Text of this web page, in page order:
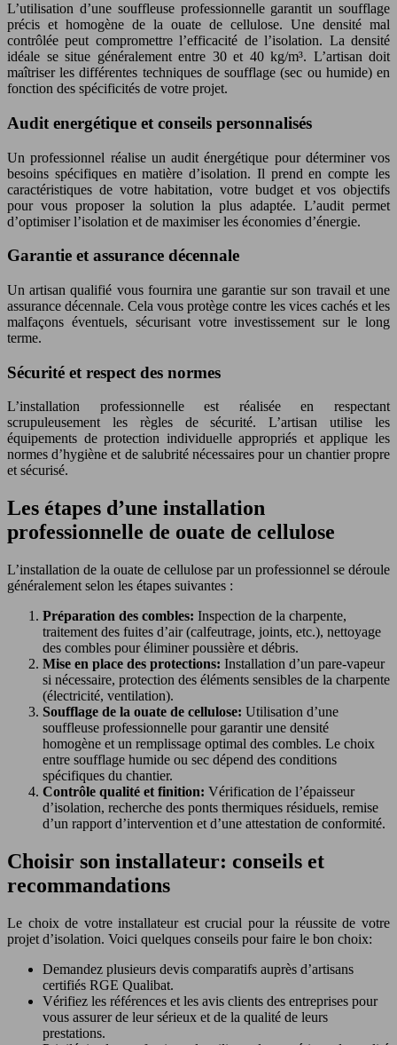
L’utilisation d’une souffleuse professionnelle garantit un soufflage
précis et homogène de la ouate de cellulose. Une densité mal
contrôlée peut compromettre l’efficacité de l’isolation. La densité
idéale se situe généralement entre 30 et 40 kg/m³. L’artisan doit
maîtriser les différentes techniques de soufflage (sec ou humide) en
fonction des spécificités de votre projet.
Audit energétique et conseils personnalisés
Un professionnel réalise un audit énergétique pour déterminer vos
besoins spécifiques en matière d’isolation. Il prend en compte les
caractéristiques de votre habitation, votre budget et vos objectifs
pour vous proposer la solution la plus adaptée. L’audit permet
d’optimiser l’isolation et de maximiser les économies d’énergie.
Garantie et assurance décennale
Un artisan qualifié vous fournira une garantie sur son travail et une
assurance décennale. Cela vous protège contre les vices cachés et les
malfaçons éventuels, sécurisant votre investissement sur le long
terme.
Sécurité et respect des normes
L’installation professionnelle est réalisée en respectant
scrupuleusement les règles de sécurité. L’artisan utilise les
équipements de protection individuelle appropriés et applique les
normes d’hygiène et de salubrité nécessaires pour un chantier propre
et sécurisé.
Les étapes d’une installation
professionnelle de ouate de cellulose
L’installation de la ouate de cellulose par un professionnel se déroule
généralement selon les étapes suivantes :
Préparation des combles: Inspection de la charpente,
traitement des fuites d’air (calfeutrage, joints, etc.), nettoyage
des combles pour éliminer poussière et débris.
Mise en place des protections: Installation d’un pare-vapeur
si nécessaire, protection des éléments sensibles de la charpente
(électricité, ventilation).
Soufflage de la ouate de cellulose: Utilisation d’une
souffleuse professionnelle pour garantir une densité
homogène et un remplissage optimal des combles. Le choix
entre soufflage humide ou sec dépend des conditions
spécifiques du chantier.
Contrôle qualité et finition: Vérification de l’épaisseur
d’isolation, recherche des ponts thermiques résiduels, remise
d’un rapport d’intervention et d’une attestation de conformité.
Choisir son installateur: conseils et
recommandations
Le choix de votre installateur est crucial pour la réussite de votre
projet d’isolation. Voici quelques conseils pour faire le bon choix:
Demandez plusieurs devis comparatifs auprès d’artisans
certifiés RGE Qualibat.
Vérifiez les références et les avis clients des entreprises pour
vous assurer de leur sérieux et de la qualité de leurs
prestations.